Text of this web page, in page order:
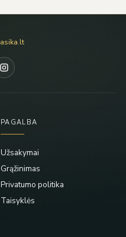
PAGALBA
Užsakymai
Grąžinimas
Privatumo politika
Taisyklės